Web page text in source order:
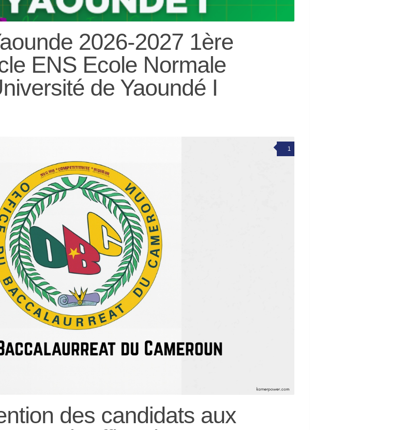
2026-2027 1ère
ENS Ecole Normale
de Yaoundé I
1
des candidats aux